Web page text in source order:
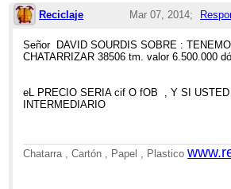
Reciclaje Mar 07, 2014;
8:08am
Señor DAVID SOURDIS SOBRE :
CHATARRIZAR 38506 tm. valor 6.500.000
eL PRECIO SERIA cif O fOB , Y SI
INTERMEDIARIO
Chatarra , Cartón , Papel , Plastico